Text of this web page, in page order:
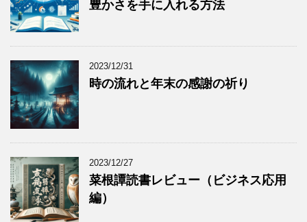
豊かさを手に入れる方法
2023/12/31
時の流れと年末の感謝の祈り
2023/12/27
菜根譚読書レビュー（ビジネス応用
編）